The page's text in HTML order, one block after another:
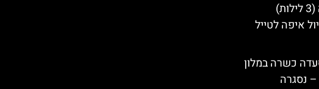
3 ימים מלאים בורנה (3 לילות)
איפה לטייל
כשרה במלון
– נסגרה